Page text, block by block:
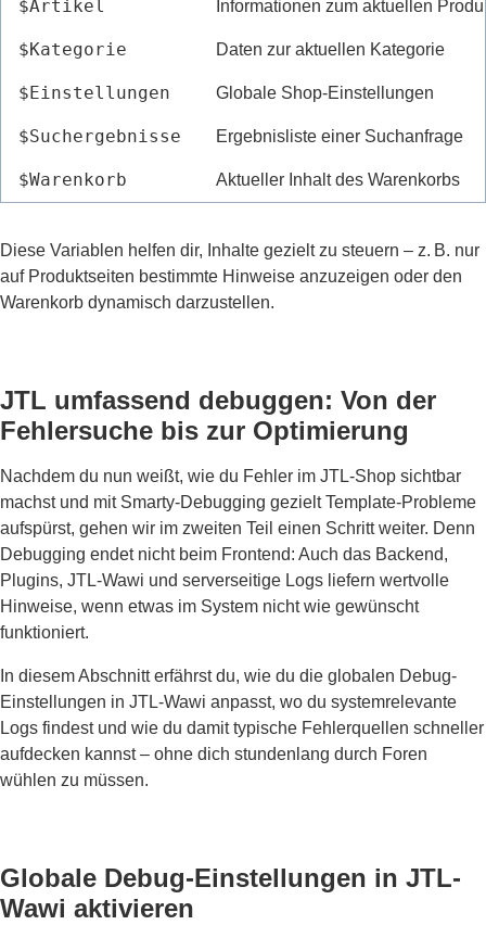
$Artikel Informationen zum aktuellen
$Kategorie Daten zur aktuellen Kategorie
$Einstellungen Globale Shop-Einstellungen
$Suchergebnisse Ergebnisliste einer Suchanfrage
$Warenkorb Aktueller Inhalt des Warenkorbs
Diese Variablen helfen dir, Inhalte gezielt zu steuern – z. B. nur
auf Produktseiten bestimmte Hinweise anzuzeigen oder den
Warenkorb dynamisch darzustellen.
JTL umfassend debuggen: Von der
Fehlersuche bis zur Optimierung
Nachdem du nun weißt, wie du Fehler im JTL-Shop sichtbar
machst und mit Smarty-Debugging gezielt Template-Probleme
aufspürst, gehen wir im zweiten Teil einen Schritt weiter. Denn
Debugging endet nicht beim Frontend: Auch das Backend,
Plugins, JTL-Wawi und serverseitige Logs liefern wertvolle
Hinweise, wenn etwas im System nicht wie gewünscht
funktioniert.
In diesem Abschnitt erfährst du, wie du die globalen Debug-
Einstellungen in JTL-Wawi anpasst, wo du systemrelevante
Logs findest und wie du damit typische Fehlerquellen schneller
aufdecken kannst – ohne dich stundenlang durch Foren
wühlen zu müssen.
Globale Debug-Einstellungen in JTL-
Wawi aktivieren